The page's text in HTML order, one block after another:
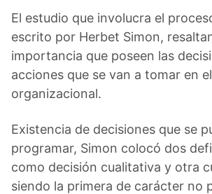
El estudio que involucra el
escrito por Herbet Simon,
importancia que poseen las
acciones que se van a tomar en
organizacional.
Existencia de decisiones que se
programar, Simon colocó dos
como decisión cualitativa y otra
siendo la primera de carácter no